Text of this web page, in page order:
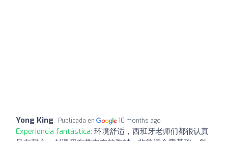
Yong King Publicada en 10 months ago
Experiencia fantástica: 环境舒适，西班牙老师们都很认真